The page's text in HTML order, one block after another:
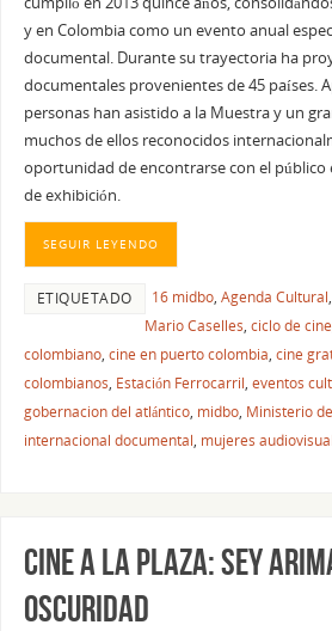
y en Colombia como un evento anual
documental. Durante su trayectoria ha
documentales provenientes de 45 países.
personas han asistido a la Muestra y un
muchos de ellos reconocidos
oportunidad de encontrarse con el público
de exhibición.
SEGUIR LEYENDO
ETIQUETADO 16 midbo, Agenda Cultural,
Mario Caselles, ciclo de cine
colombiano, cine en puerto colombia, cine
colombianos, Estación Ferrocarril, eventos
gobernacion del atlántico, midbo, Ministerio
internacional documental, mujeres audiovisual
CINE A LA PLAZA: SEY
OSCURIDAD